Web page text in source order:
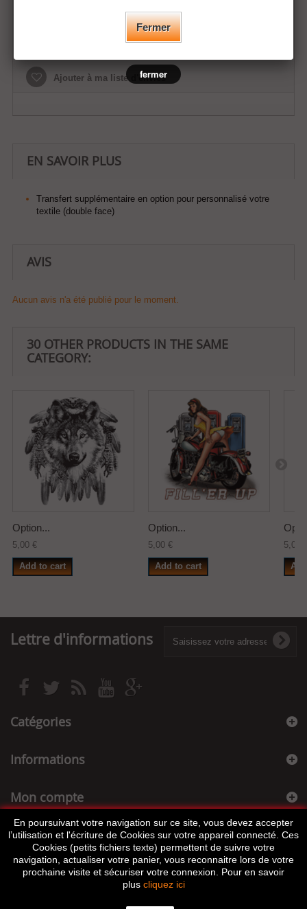
Ajouter à ma liste d'envies
EN SAVOIR PLUS
Transfert supplémentaire en option pour personnalisé votre
textile (double face)
AVIS
Aucun avis n'a été publié pour le moment.
30 OTHER PRODUCTS IN THE SAME
CATEGORY:
Option...
5,00 €
Add to cart
Option...
5,00 €
Add to cart
5,00
Lettre d'informations
Catégories
Informations
Mon compte
Informations sur votre boutique
En poursuivant votre navigation sur ce site, vous devez accepter
l’utilisation et l'écriture de Cookies sur votre appareil connecté. Ces
Cookies (petits fichiers texte) permettent de suivre votre
navigation, actualiser votre panier, vous reconnaitre lors de votre
prochaine visite et sécuriser votre connexion. Pour en savoir
plus cliquez ici
Fermer
fermer